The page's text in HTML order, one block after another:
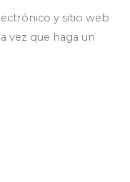
y sitio web
vez que haga un